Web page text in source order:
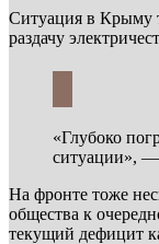
Ситуация в Крыму
раздачу
«Глубоко
ситуации», —
На фронте тоже
общества к
текущий дефицит